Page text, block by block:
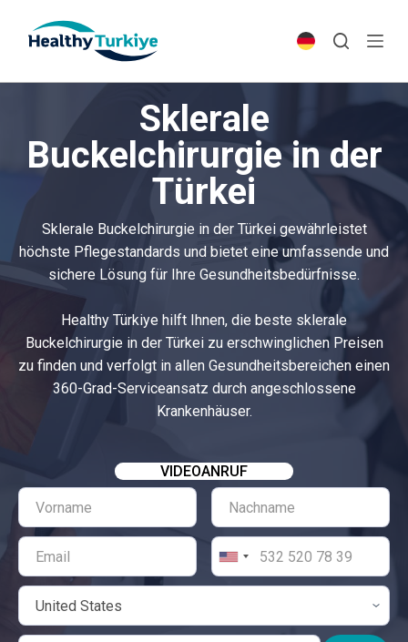
p
t
e
Sklerale
Buckelchirurgie in der
Türkei
Sklerale Buckelchirurgie in der Türkei gewährleistet
höchste Pflegestandards und bietet eine umfassende und
sichere Lösung für Ihre Gesundheitsbedürfnisse.
Healthy Türkiye hilft Ihnen, die beste sklerale
Buckelchirurgie in der Türkei zu erschwinglichen Preisen
zu finden und verfolgt in allen Gesundheitsbereichen einen
360-Grad-Serviceansatz durch angeschlossene
Krankenhäuser.
VIDEOANRUF